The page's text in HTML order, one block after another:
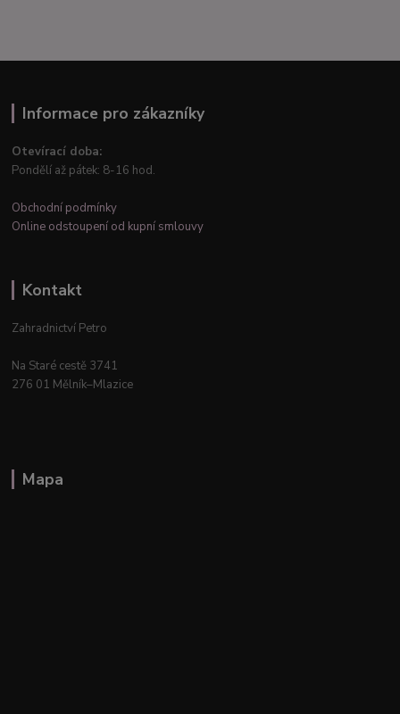
Informace pro zákazníky
Otevírací doba:
Pondělí až pátek: 8-16 hod.
Obchodní podmínky
Online odstoupení od kupní smlouvy
Kontakt
Zahradnictví Petro
Na Staré cestě 3741
276 01 Mělník–Mlazice
Mapa